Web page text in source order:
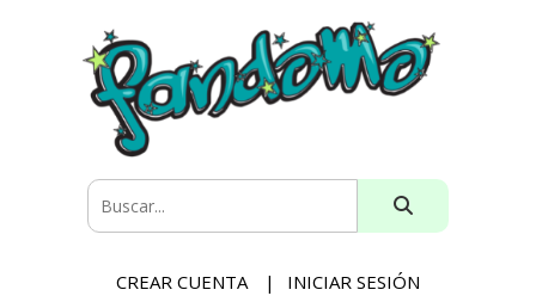
CREAR CUENTA INICIAR SESIÓN